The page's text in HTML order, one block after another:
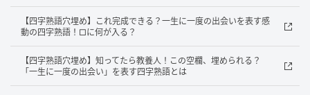
元記事で読む
次の記事
【マッチ棒クイズ】1本だけ動かして正しい式
に：9+3=9？
【四字熟語穴埋め】これ完成できる？一生に一度の出会いを表す感
動の四字熟語！□に何が入る？
【四字熟語穴埋め】知ってたら教養人！この空欄、埋められる？
「一生に一度の出会い」を表す四字熟語とは